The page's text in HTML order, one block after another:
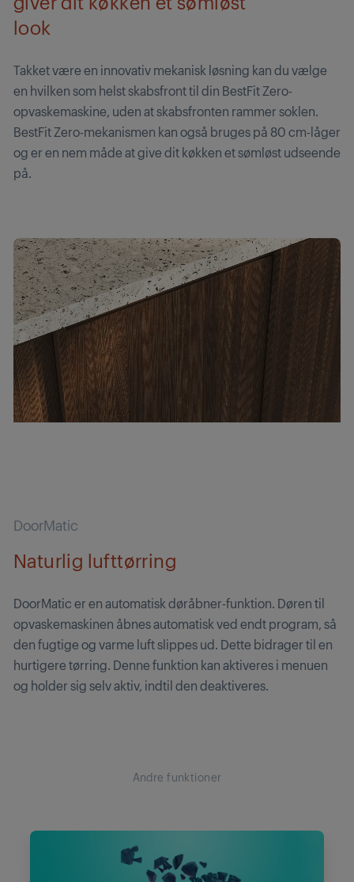
look
Takket være en innovativ mekanisk løsning kan du vælge
en hvilken som helst skabsfront til din BestFit Zero-
opvaskemaskine, uden at skabsfronten rammer soklen.
BestFit Zero-mekanismen kan også bruges på 80 cm-låger
og er en nem måde at give dit køkken et sømløst udseende
på.
DoorMatic
Naturlig lufttørring
DoorMatic er en automatisk døråbner-funktion. Døren til
opvaskemaskinen åbnes automatisk ved endt program, så
den fugtige og varme luft slippes ud. Dette bidrager til en
hurtigere tørring. Denne funktion kan aktiveres i menuen
og holder sig selv aktiv, indtil den deaktiveres.
Andre funktioner